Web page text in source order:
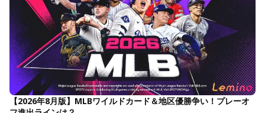
【2026年8月版】MLBワイルドカード＆地区優勝争い！プレーオ